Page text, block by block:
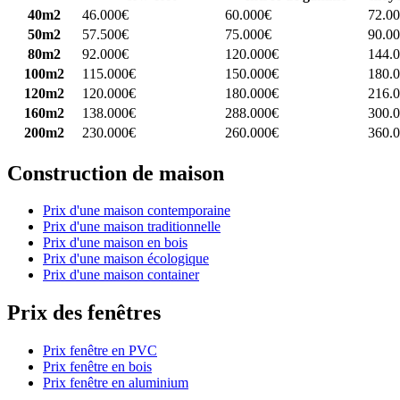
40m2
46.000€ 60.000€
50m2
57.500€ 75.000€
80m2
92.000€ 120.000€
100m2
115.000€ 150.000€
120m2
120.000€ 180.000€
160m2
138.000€ 288.000€
200m2
230.000€ 260.000€
Construction de maison
Prix d'une maison contemporaine
Prix d'une maison traditionnelle
Prix d'une maison en bois
Prix d'une maison écologique
Prix d'une maison container
Prix des fenêtres
Prix fenêtre en PVC
Prix fenêtre en bois
Prix fenêtre en aluminium